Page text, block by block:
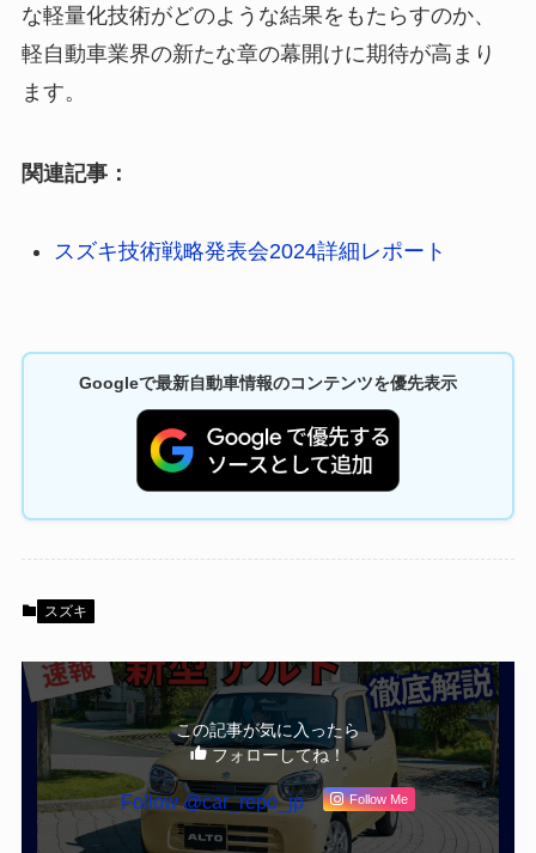
な軽量化技術がどのような結果をもたらすのか、
軽自動車業界の新たな章の幕開けに期待が高まり
ます。
関連記事：
スズキ技術戦略発表会2024詳細レポート
Googleで最新自動車情報のコンテンツを優先表示
スズキ
この記事が気に入ったら
フォローしてね！
Follow @car_repo_jp Follow Me